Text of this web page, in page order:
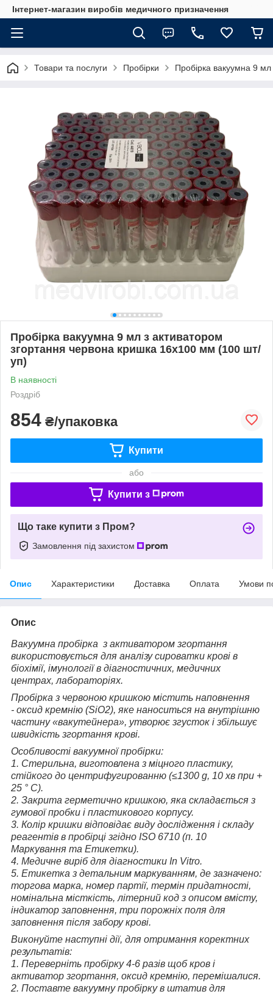
Інтернет-магазин виробів медичного призначення
Товари та послуги Пробірки Пробірка вакуумна 9
Пробірка вакуумна 9 мл з активатором
згортання червона кришка 16х100 мм (100 шт/
уп)
В наявності
Роздріб
854 ₴/упаковка
Купити
або
Купити з
Що таке купити з Пром?
Замовлення під захистом
Опис Характеристики Доставка Оплата Умови
Опис
Вакуумна пробірка з активатором згортання
використовується для аналізу сироватки крові в
біохімії, імунології в діагностичних, медичних
центрах, лабораторіях.
Пробірка з червоною кришкою містить наповнення
- оксид кремнію (SiO2), яке наноситься на внутрішню
частину «вакутейнера», утворює згусток і збільшує
швидкість згортання крові.
Особливості вакуумної пробірки:
1. Стерильна, виготовлена з міцного пластику,
стійкого до центрифугированню (≤1300 g, 10 хв при +
25 ° С).
2. Закрита герметично кришкою, яка складається з
гумової пробки і пластикового корпусу.
3. Колір кришки відповідає виду дослідження і складу
реагентів в пробірці згідно ISO 6710 (п. 10
Маркування та Етикетки).
4. Медичне виріб для діагностики In Vitro.
5. Етикетка з детальним маркуванням, де зазначено:
торгова марка, номер партії, термін придатності,
номінальна місткість, літерний код з описом вмісту,
індикатор заповнення, три порожніх поля для
заповнення після забору крові.
Виконуйте наступні дії, для отримання коректних
результатів:
1. Переверніть пробірку 4-6 разів щоб кров і
активатор згортання, оксид кремнію, перемішалися.
2. Поставте вакуумну пробірку в штатив для